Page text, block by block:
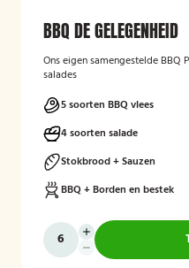
BBQ DE GELEGENHEID
Ons eigen samengestelde BBQ
salades
5 soorten BBQ vlees
4 soorten salade
Stokbrood + Sauzen
BBQ + Borden en bestek